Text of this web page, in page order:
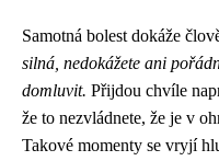
Samotná bolest dokáže
silná, nedokážete ani
domluvit. Přijdou chvíle
že to nezvládnete, že je v
Takové momenty se vryjí